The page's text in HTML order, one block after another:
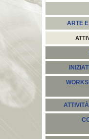
ARTE